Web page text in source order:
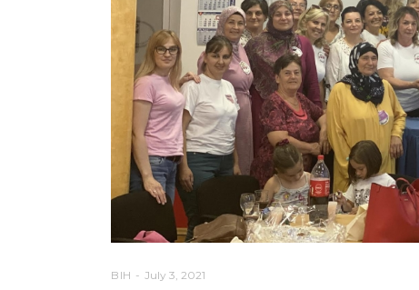
BIH July 3, 2021